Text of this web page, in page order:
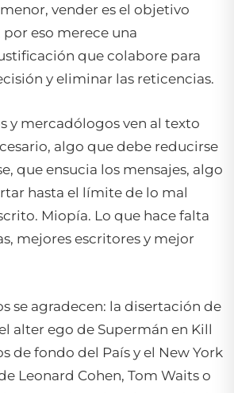
vender es el objetivo
por eso merece una
que colabore para
y eliminar las reticencias.
y mercadólogos ven al texto
algo que debe reducirse
que ensucia los mensajes, algo
hasta el límite de lo mal
Miopía. Lo que hace falta
mejores escritores y mejor
se agradecen: la disertación de
alter ego de Supermán en Kill
de fondo del País y el New York
Leonard Cohen, Tom Waits o